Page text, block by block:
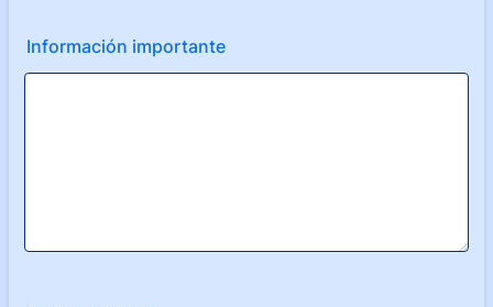
Información importante